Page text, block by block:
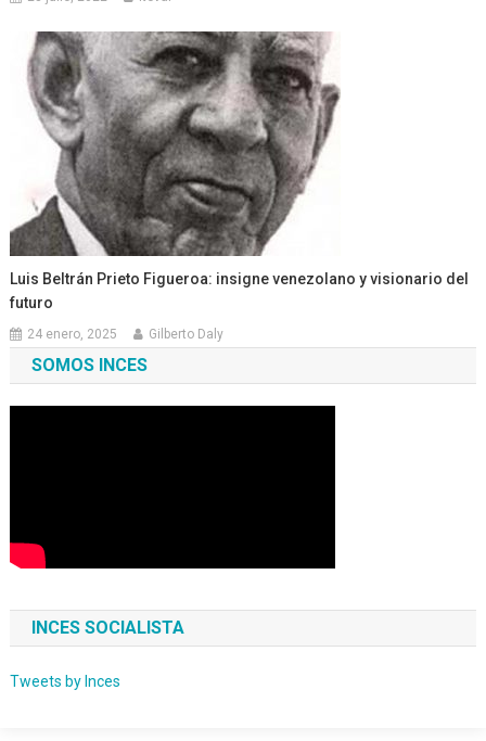
Luis Beltrán Prieto Figueroa: insigne venezolano y visionario del
futuro
24 enero, 2025 Gilberto Daly
SOMOS INCES
INCES SOCIALISTA
Tweets by Inces